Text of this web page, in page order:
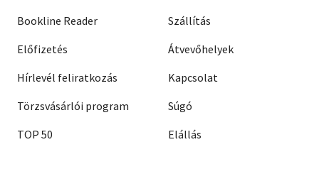
Bookline Reader
Előfizetés
Hírlevél feliratkozás
Törzsvásárlói program
TOP 50
Szállítás
Átvevőhelyek
Kapcsolat
Súgó
Elállás